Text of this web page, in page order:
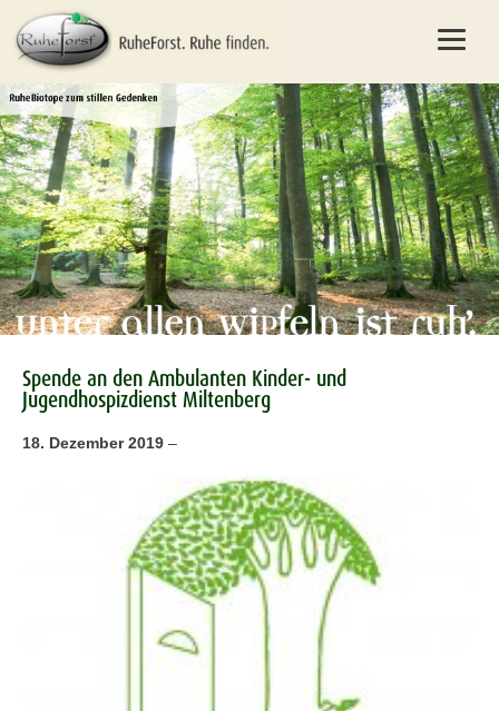
Spende an den Ambulanten Kinder- und
Jugendhospizdienst Miltenberg
18. Dezember 2019 –